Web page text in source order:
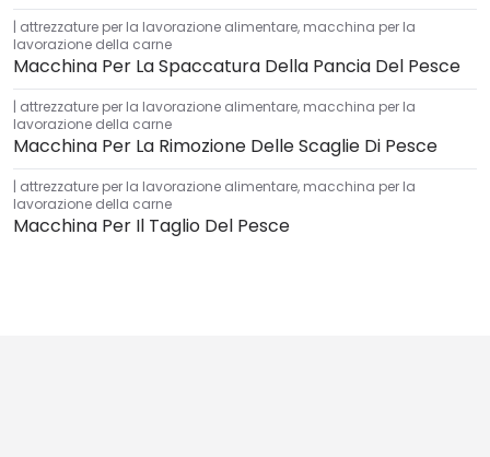
attrezzature per la lavorazione alimentare, macchina per la
lavorazione della carne
Macchina Per La Spaccatura Della Pancia Del Pesce
attrezzature per la lavorazione alimentare, macchina per la
lavorazione della carne
Macchina Per La Rimozione Delle Scaglie Di Pesce
attrezzature per la lavorazione alimentare, macchina per la
lavorazione della carne
Macchina Per Il Taglio Del Pesce